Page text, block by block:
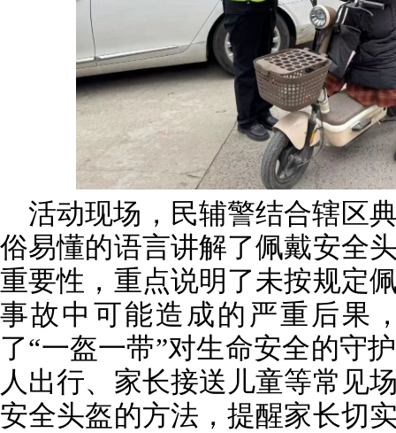
活动现场，民辅警结合辖区
俗易懂的语言讲解了佩戴安全
重要性，重点说明了未按规定
事故中可能造成的严重后果
了“一盔一带”对生命安全的守
人出行、家长接送儿童等常见
安全头盔的方法，提醒家长切